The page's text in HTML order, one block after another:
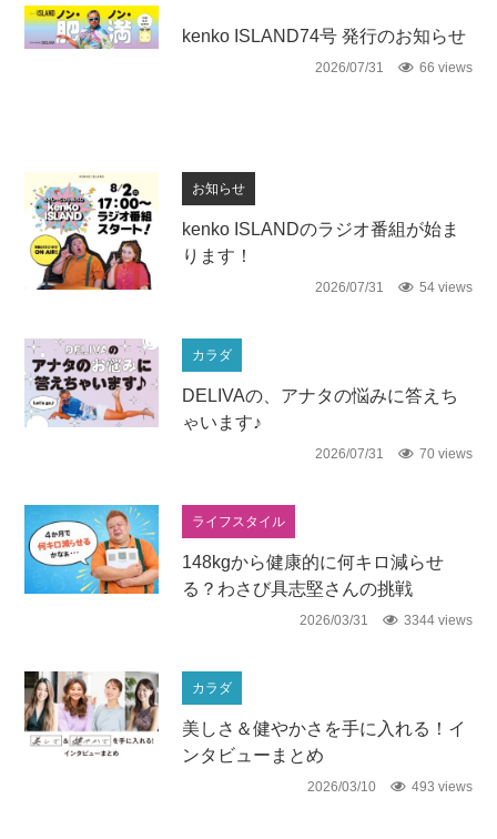
kenko ISLAND74号 発行のお知らせ
2026/07/31 66 views
お知らせ
kenko ISLANDのラジオ番組が始ま
ります！
2026/07/31 54 views
カラダ
DELIVAの、アナタの悩みに答えち
ゃいます♪
2026/07/31 70 views
ライフスタイル
148kgから健康的に何キロ減らせ
る？わさび具志堅さんの挑戦
2026/03/31 3344 views
カラダ
美しさ＆健やかさを手に入れる！イ
ンタビューまとめ
2026/03/10 493 views